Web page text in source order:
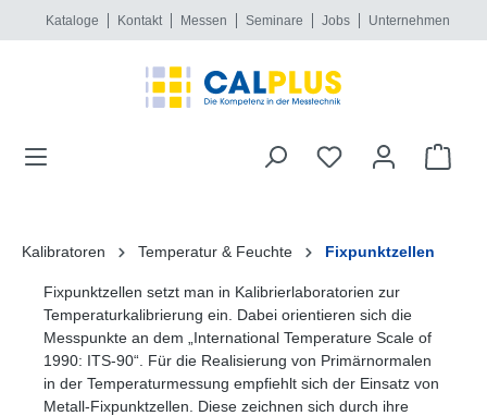
springen
Kataloge Kontakt Messen Seminare Jobs Unternehmen
Kalibratoren Temperatur & Feuchte Fixpunktzellen
Fixpunktzellen setzt man in Kalibrierlaboratorien zur
Temperaturkalibrierung ein. Dabei orientieren sich die
Messpunkte an dem „International Temperature Scale of
1990: ITS-90“. Für die Realisierung von Primärnormalen
in der Temperaturmessung empfiehlt sich der Einsatz von
Metall-Fixpunktzellen. Diese zeichnen sich durch ihre